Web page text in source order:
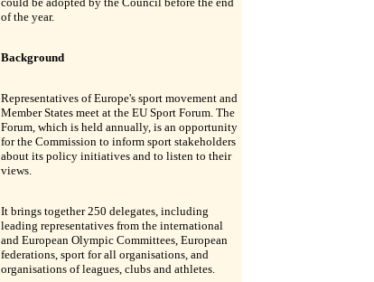
of the year.
Background
Representatives of Europe's sport movement and
Member States meet at the EU Sport Forum. The
Forum, which is held annually, is an opportunity
for the Commission to inform sport stakeholders
about its policy initiatives and to listen to their
views.
It brings together 250 delegates, including
leading representatives from the international
and European Olympic Committees, European
federations, sport for all organisations, and
organisations of leagues, clubs and athletes.